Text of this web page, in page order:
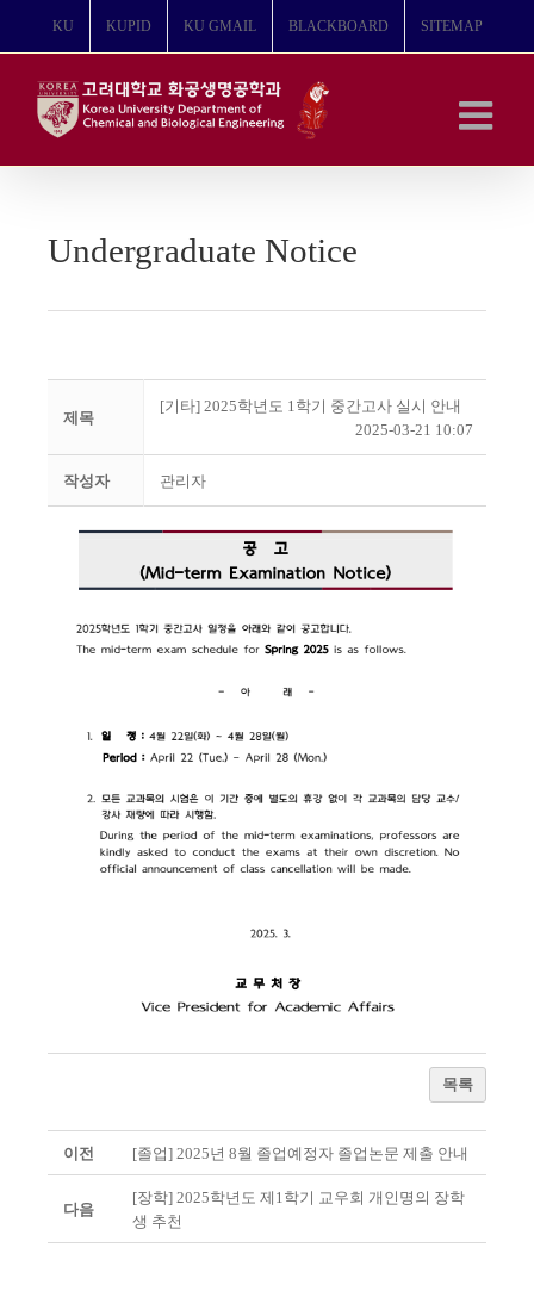
뛰
KU KUPID KU GMAIL BLACKBOARD SITEMAP
Undergraduate Notice
제목
[기타] 2025학년도 1학기 중간고사 실시 안내
2025-03-21 10:07
작성자 관리자
목록
이전 [졸업] 2025년 8월 졸업예정자 졸업논문 제출 안내
다음
[장학] 2025학년도 제1학기 교우회 개인명의 장학
생 추천